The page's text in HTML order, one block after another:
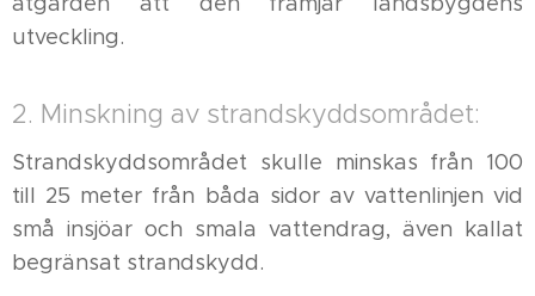
utveckling.
2. Minskning av strandskyddsområdet:
Strandskyddsområdet skulle minskas från 100
till 25 meter från båda sidor av vattenlinjen vid
små insjöar och smala vattendrag, även kallat
begränsat strandskydd.